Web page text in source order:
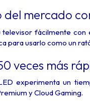
del mercado
televisor fácilmente con
para usarlo como un
veces más
experimenta un
y Cloud Gaming.